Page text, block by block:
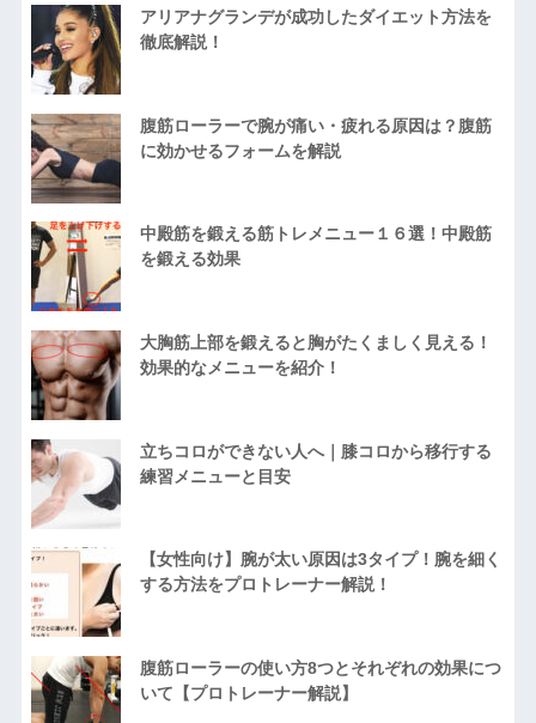
アリアナグランデが成功したダイエット方法を
徹底解説！
腹筋ローラーで腕が痛い・疲れる原因は？腹筋
に効かせるフォームを解説
中殿筋を鍛える筋トレメニュー１６選！中殿筋
を鍛える効果
大胸筋上部を鍛えると胸がたくましく見える！
効果的なメニューを紹介！
立ちコロができない人へ｜膝コロから移行する
練習メニューと目安
【女性向け】腕が太い原因は3タイプ！腕を細く
する方法をプロトレーナー解説！
腹筋ローラーの使い方8つとそれぞれの効果につ
いて【プロトレーナー解説】